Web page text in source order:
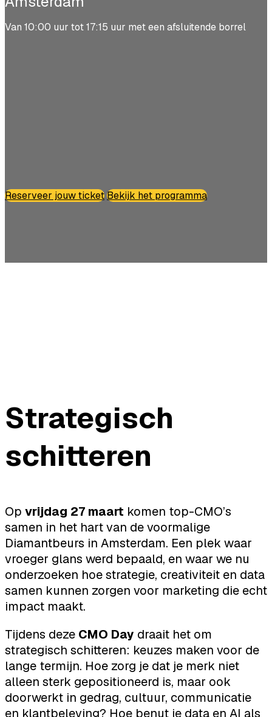
Van 10:00 uur tot 17:15 uur met een afsluitende borrel
Reserveer jouw ticketBekijk het programma
Strategisch
schitteren
Op vrijdag 27 maart komen top-CMO’s
samen in het hart van de voormalige
Diamantbeurs in Amsterdam. Een plek waar
vroeger glans werd bepaald, en waar we nu
onderzoeken hoe strategie, creativiteit en data
samen kunnen zorgen voor marketing die echt
impact maakt.
Tijdens deze CMO Day draait het om
strategisch schitteren: keuzes maken voor de
lange termijn. Hoe zorg je dat je merk niet
alleen sterk gepositioneerd is, maar ook
doorwerkt in gedrag, cultuur, communicatie
en klantbeleving? Hoe benut je data en AI als